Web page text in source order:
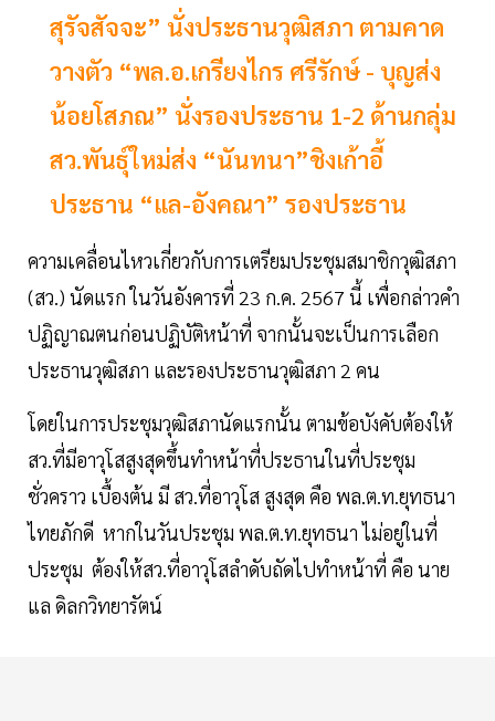
สุรัจสัจจะ” นั่งประธานวุฒิสภา ตามคาด
วางตัว “พล.อ.เกรียงไกร ศรีรักษ์ - บุญส่ง
น้อยโสภณ” นั่งรองประธาน 1-2 ด้านกลุ่ม
สว.พันธุ์ใหม่ส่ง “นันทนา”ชิงเก้าอี้
ประธาน “แล-อังคณา” รองประธาน
ความเคลื่อนไหวเกี่ยวกับการเตรียมประชุมสมาชิกวุฒิสภา
(สว.) นัดแรก ในวันอังคารที่ 23 ก.ค. 2567 นี้ เพื่อกล่าวคำ
ปฏิญาณตนก่อนปฏิบัติหน้าที่ จากนั้นจะเป็นการเลือก
ประธานวุฒิสภา และรองประธานวุฒิสภา 2 คน
โดยในการประชุมวุฒิสภานัดแรกนั้น ตามข้อบังคับต้องให้
สว.ที่มีอาวุโสสูงสุดขึ้นทำหน้าที่ประธานในที่ประชุม
ชั่วคราว เบื้องต้น มี สว.ที่อาวุโส สูงสุด คือ พล.ต.ท.ยุทธนา
ไทยภักดี หากในวันประชุม พล.ต.ท.ยุทธนา ไม่อยู่ในที่
ประชุม ต้องให้สว.ที่อาวุโสลำดับถัดไปทำหน้าที่ คือ นาย
แล ดิลกวิทยารัตน์